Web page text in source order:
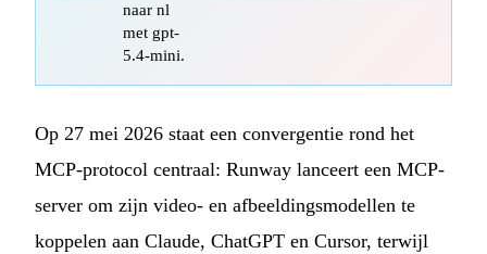
naar nl
met gpt-
5.4-mini.
Op 27 mei 2026 staat een convergentie rond het
MCP-protocol centraal: Runway lanceert een MCP-
server om zijn video- en afbeeldingsmodellen te
koppelen aan Claude, ChatGPT en Cursor, terwijl